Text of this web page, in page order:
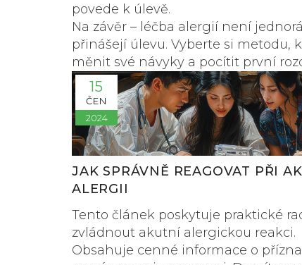
povede k úlevě.
Na závěr – léčba alergií není
přinášejí úlevu. Vyberte si metodu,
měnit své návyky a pocítit první
15
ČEN
2024
JAK SPRÁVNĚ REAGOVAT PŘI
ALERGII
Tento článek poskytuje praktické
zvládnout akutní alergickou reakci.
Obsahuje cenné informace o